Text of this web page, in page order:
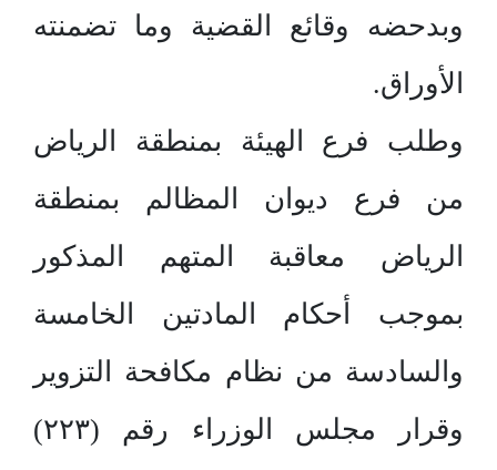
وبدحضه وقائع القضية وما تضمنته
الأوراق.
وطلب فرع الهيئة بمنطقة الرياض
من فرع ديوان المظالم بمنطقة
الرياض معاقبة المتهم المذكور
بموجب أحكام المادتين الخامسة
والسادسة من نظام مكافحة التزوير
وقرار مجلس الوزراء رقم (۲۲۳)